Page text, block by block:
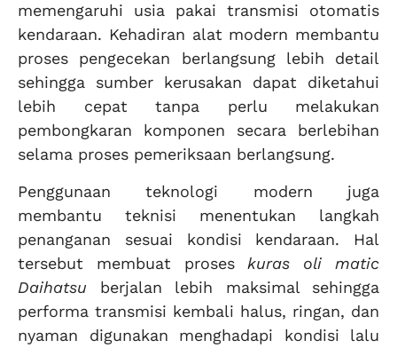
memengaruhi usia pakai transmisi otomatis
kendaraan. Kehadiran alat modern membantu
proses pengecekan berlangsung lebih detail
sehingga sumber kerusakan dapat diketahui
lebih cepat tanpa perlu melakukan
pembongkaran komponen secara berlebihan
selama proses pemeriksaan berlangsung.
Penggunaan teknologi modern juga
membantu teknisi menentukan langkah
penanganan sesuai kondisi kendaraan. Hal
tersebut membuat proses kuras oli matic
Daihatsu berjalan lebih maksimal sehingga
performa transmisi kembali halus, ringan, dan
nyaman digunakan menghadapi kondisi lalu